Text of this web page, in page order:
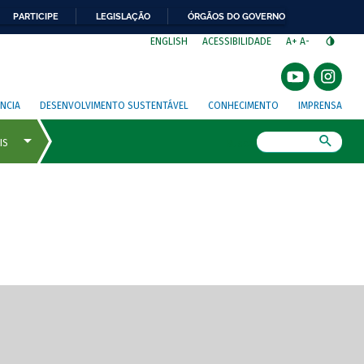
PARTICIPE LEGISLAÇÃO ÓRGÃOS DO GOVERNO
ENGLISH ACESSIBILIDADE A+ A-
DESENVOLVIMENTO SUSTENTÁVEL CONHECIMENTO IMPRENSA
de tela